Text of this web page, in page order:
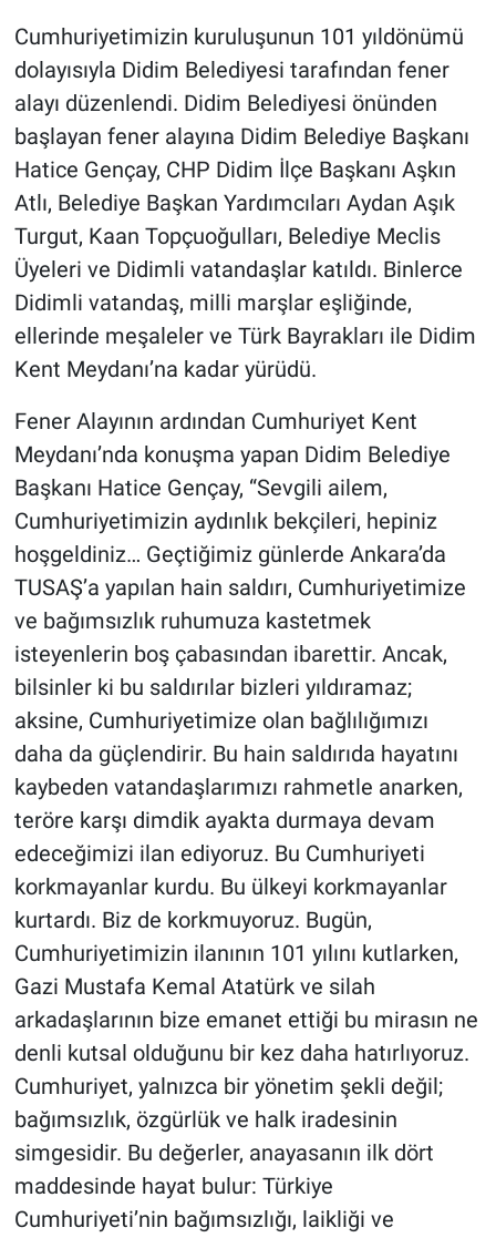
Cumhuriyetimizin kuruluşunun 101 yıldönümü
dolayısıyla Didim Belediyesi tarafından fener
alayı düzenlendi. Didim Belediyesi önünden
başlayan fener alayına Didim Belediye Başkanı
Hatice Gençay, CHP Didim İlçe Başkanı Aşkın
Atlı, Belediye Başkan Yardımcıları Aydan Aşık
Turgut, Kaan Topçuoğulları, Belediye Meclis
Üyeleri ve Didimli vatandaşlar katıldı. Binlerce
Didimli vatandaş, milli marşlar eşliğinde,
ellerinde meşaleler ve Türk Bayrakları ile Didim
Kent Meydanı’na kadar yürüdü.
Fener Alayının ardından Cumhuriyet Kent
Meydanı’nda konuşma yapan Didim Belediye
Başkanı Hatice Gençay, “Sevgili ailem,
Cumhuriyetimizin aydınlık bekçileri, hepiniz
hoşgeldiniz… Geçtiğimiz günlerde Ankara’da
TUSAŞ’a yapılan hain saldırı, Cumhuriyetimize
ve bağımsızlık ruhumuza kastetmek
isteyenlerin boş çabasından ibarettir. Ancak,
bilsinler ki bu saldırılar bizleri yıldıramaz;
aksine, Cumhuriyetimize olan bağlılığımızı
daha da güçlendirir. Bu hain saldırıda hayatını
kaybeden vatandaşlarımızı rahmetle anarken,
teröre karşı dimdik ayakta durmaya devam
edeceğimizi ilan ediyoruz. Bu Cumhuriyeti
korkmayanlar kurdu. Bu ülkeyi korkmayanlar
kurtardı. Biz de korkmuyoruz. Bugün,
Cumhuriyetimizin ilanının 101 yılını kutlarken,
Gazi Mustafa Kemal Atatürk ve silah
arkadaşlarının bize emanet ettiği bu mirasın ne
denli kutsal olduğunu bir kez daha hatırlıyoruz.
Cumhuriyet, yalnızca bir yönetim şekli değil;
bağımsızlık, özgürlük ve halk iradesinin
simgesidir. Bu değerler, anayasanın ilk dört
maddesinde hayat bulur: Türkiye
Cumhuriyeti’nin bağımsızlığı, laikliği ve
Gündem Özel
Günün görüntüsü
Haber
İlan
Kimdir
Koronavirüs
Ne demişti
Popüler
Programlar
Sağlık
Spor
Teknoloji
Türkiye'nin Geleceği
Türkiye'nin Gündemi
Yerel Gündem
Yerel Yaşam